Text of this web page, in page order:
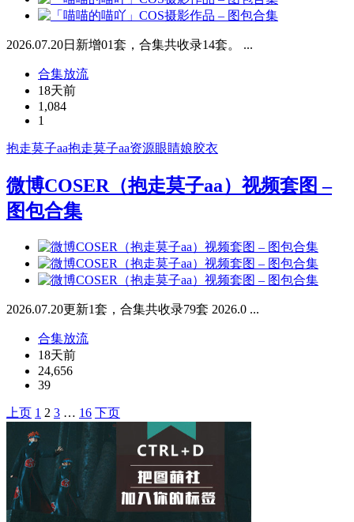
2026.07.20日新增01套，合集共收录14套。 ...
合集放流
18天前
1,084
1
抱走莫子aa抱走莫子aa资源眼睛娘胶衣
微博COSER（抱走莫子aa）视频套图 –
图包合集
2026.07.20更新1套，合集共收录79套 2026.0 ...
合集放流
18天前
24,656
39
文
导
航
上页 1 2 3 … 16 下页